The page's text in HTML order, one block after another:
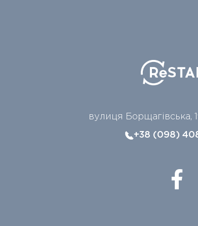
вулиця Борщагівська,
+38 (098)